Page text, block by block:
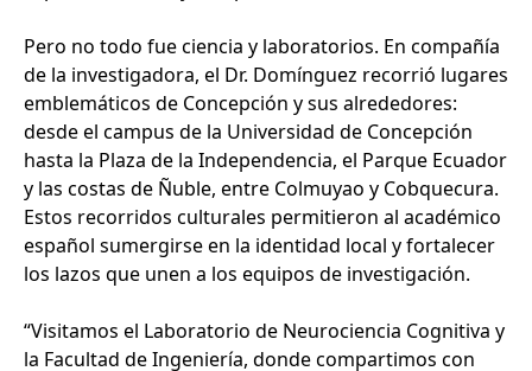
Pero no todo fue ciencia y laboratorios. En compañía
de la investigadora, el Dr. Domínguez recorrió lugares
emblemáticos de Concepción y sus alrededores:
desde el campus de la Universidad de Concepción
hasta la Plaza de la Independencia, el Parque Ecuador
y las costas de Ñuble, entre Colmuyao y Cobquecura.
Estos recorridos culturales permitieron al académico
español sumergirse en la identidad local y fortalecer
los lazos que unen a los equipos de investigación.
“Visitamos el Laboratorio de Neurociencia Cognitiva y
la Facultad de Ingeniería, donde compartimos con